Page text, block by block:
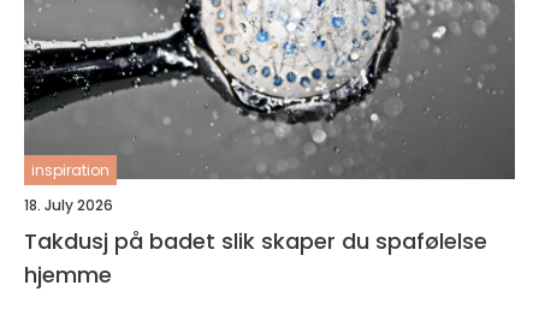
inspiration
18. July 2026
Takdusj på badet slik skaper du spafølelse
hjemme